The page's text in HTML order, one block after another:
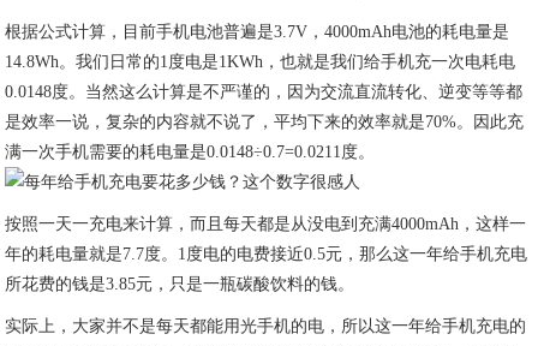
根据公式计算，目前手机电池普遍是3.7V，4000mAh电池的耗电量是
14.8Wh。我们日常的1度电是1KWh，也就是我们给手机充一次电耗电
0.0148度。当然这么计算是不严谨的，因为交流直流转化、逆变等等都
是效率一说，复杂的内容就不说了，平均下来的效率就是70%。因此充
满一次手机需要的耗电量是0.0148÷0.7=0.0211度。
按照一天一充电来计算，而且每天都是从没电到充满4000mAh，这样一
年的耗电量就是7.7度。1度电的电费接近0.5元，那么这一年给手机充电
所花费的钱是3.85元，只是一瓶碳酸饮料的钱。
实际上，大家并不是每天都能用光手机的电，所以这一年给手机充电的